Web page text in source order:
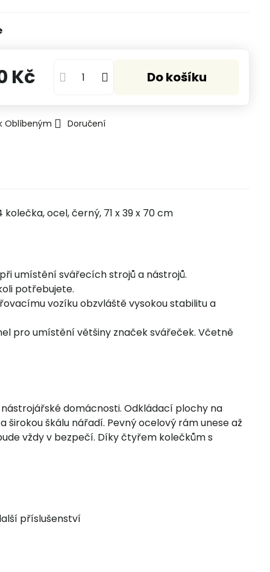
Kč Do košíku
Oblíbeným Doručení
ocel, černý, 71 x 39 x 70 cm
umístění svářecích strojů a nástrojů.
potřebujete.
vozíku obzvláště vysokou stabilitu a
pro umístění většiny značek svářeček. Včetně
domácnosti. Odkládací plochy na
škálu nářadí. Pevný ocelový rám unese až
vždy v bezpečí. Díky čtyřem kolečkům s
příslušenství